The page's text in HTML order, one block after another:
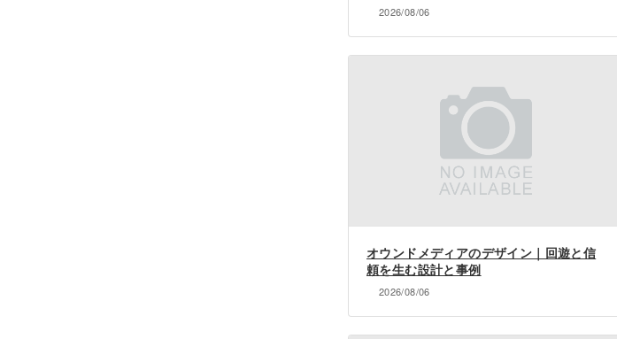
2026/08/06
オウンドメディアのデザイン｜回遊と信
頼を生む設計と事例
2026/08/06